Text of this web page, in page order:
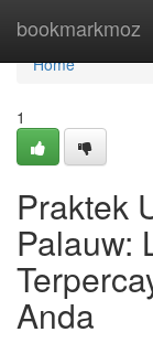
bookmarkmoz
Home
Home
1
Praktek
Palauw:
Anda